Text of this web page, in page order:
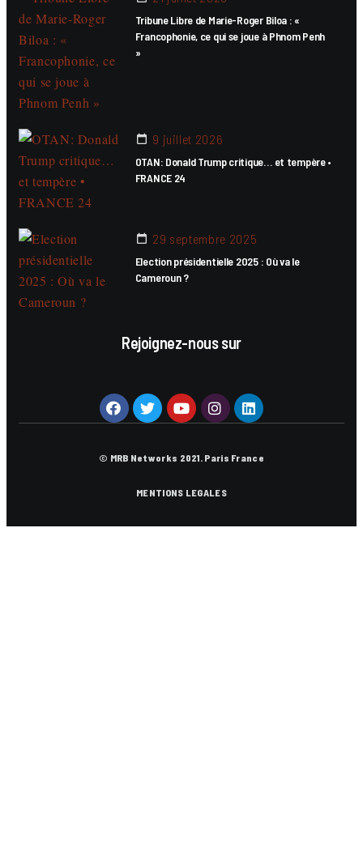
Tribune Libre de Marie-Roger Biloa : «
Francophonie, ce qui se joue à Phnom Penh
»
9 juillet 2026
OTAN: Donald Trump critique… et tempère •
FRANCE 24
29 septembre 2025
Election présidentielle 2025 : Où va le
Cameroun ?
Rejoignez-nous sur
© MRB Networks 2021. Paris France
MENTIONS LEGALES